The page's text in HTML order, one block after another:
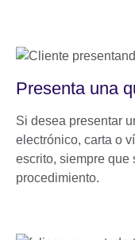
Presenta una
Si desea presentar
electrónico, carta o
escrito, siempre que
procedimiento.